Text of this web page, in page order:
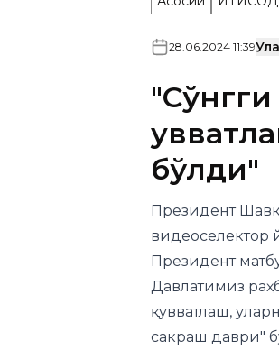
28 06 2024 11:39
бўлди"
Президент
видеоселектор
Президент
Давлатимиз
қувватлаш,
сакраш даври"